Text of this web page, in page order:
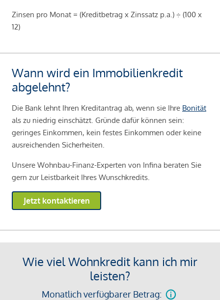
Zinsen pro Monat = (Kreditbetrag x Zinssatz p.a.) ÷ (100 x
12)
Wann wird ein Immobilienkredit
abgelehnt?
Die Bank lehnt Ihren Kreditantrag ab, wenn sie Ihre Bonität
als zu niedrig einschätzt. Gründe dafür können sein:
geringes Einkommen, kein festes Einkommen oder keine
ausreichenden Sicherheiten.
Unsere Wohnbau-Finanz-Experten von Infina beraten Sie
gern zur Leistbarkeit Ihres Wunschkredits.
Jetzt kontaktieren
Wie viel Wohnkredit kann ich mir
leisten?
Monatlich verfügbarer Betrag: